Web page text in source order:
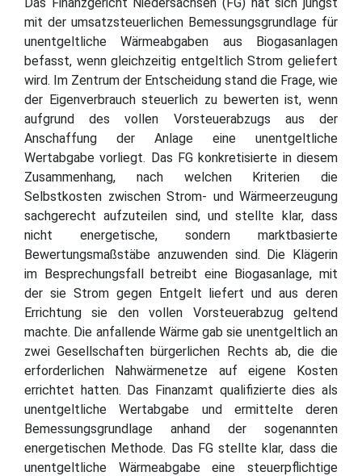
mit der umsatzsteuerlichen Bemessungsgrundlage für
unentgeltliche Wärmeabgaben aus Biogasanlagen
befasst, wenn gleichzeitig entgeltlich Strom geliefert
wird. Im Zentrum der Entscheidung stand die Frage, wie
der Eigenverbrauch steuerlich zu bewerten ist, wenn
aufgrund des vollen Vorsteuerabzugs aus der
Anschaffung der Anlage eine unentgeltliche
Wertabgabe vorliegt. Das FG konkretisierte in diesem
Zusammenhang, nach welchen Kriterien die
Selbstkosten zwischen Strom- und Wärmeerzeugung
sachgerecht aufzuteilen sind, und stellte klar, dass
nicht energetische, sondern marktbasierte
Bewertungsmaßstäbe anzuwenden sind. Die Klägerin
im Besprechungsfall betreibt eine Biogasanlage, mit
der sie Strom gegen Entgelt liefert und aus deren
Errichtung sie den vollen Vorsteuerabzug geltend
machte. Die anfallende Wärme gab sie unentgeltlich an
zwei Gesellschaften bürgerlichen Rechts ab, die die
erforderlichen Nahwärmenetze auf eigene Kosten
errichtet hatten. Das Finanzamt qualifizierte dies als
unentgeltliche Wertabgabe und ermittelte deren
Bemessungsgrundlage anhand der sogenannten
energetischen Methode. Das FG stellte klar, dass die
unentgeltliche Wärmeabgabe eine steuerpflichtige